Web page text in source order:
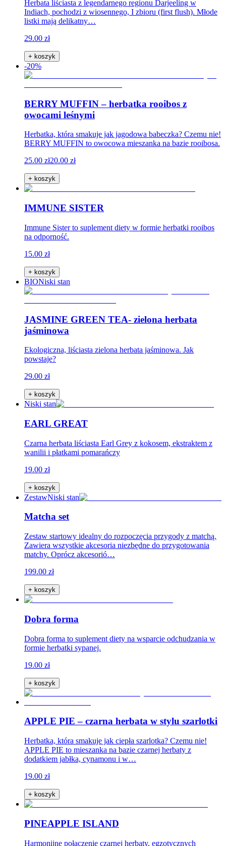
Herbata liściasta z legendarnego regionu Darjeeling w
Indiach, pochodzi z wiosennego, I zbioru (first flush). Młode
listki mają delikatny…
29.00 zł
+ koszyk
-20%
BERRY MUFFIN – herbatka rooibos z
owocami leśnymi
Herbatka, która smakuje jak jagodowa babeczka? Czemu nie!
BERRY MUFFIN to owocowa mieszanka na bazie rooibosa.
25.00 zł20.00 zł
+ koszyk
IMMUNE SISTER
Immune Sister to suplement diety w formie herbatki rooibos
na odporność.
15.00 zł
+ koszyk
BIONiski stan
JASMINE GREEN TEA- zielona herbata
jaśminowa
Ekologiczna, liściasta zielona herbata jaśminowa. Jak
powstaje?
29.00 zł
+ koszyk
Niski stan
EARL GREAT
Czarna herbata liściasta Earl Grey z kokosem, ekstraktem z
wanilii i płatkami pomarańczy
19.00 zł
+ koszyk
ZestawNiski stan
Matcha set
Zestaw startowy idealny do rozpoczęcia przygody z matchą.
Zawiera wszystkie akcesoria niezbędne do przygotowania
matchy. Oprócz akcesorió…
199.00 zł
+ koszyk
Dobra forma
Dobra forma to suplement diety na wsparcie odchudzania w
formie herbatki sypanej.
19.00 zł
+ koszyk
APPLE PIE – czarna herbata w stylu szarlotki
Herbatka, która smakuje jak ciepła szarlotka? Czemu nie!
APPLE PIE to mieszanka na bazie czarnej herbaty z
dodatkiem jabłka, cynamonu i w…
19.00 zł
+ koszyk
PINEAPPLE ISLAND
Harmonijne połączenie czarnej herbaty, egzotycznych